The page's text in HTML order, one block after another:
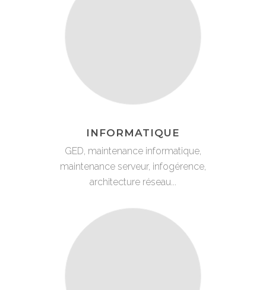
INFORMATIQUE
GED, maintenance informatique,
maintenance serveur, infogérence,
architecture réseau...